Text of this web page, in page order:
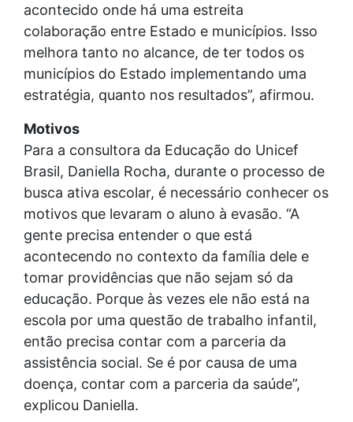
acontecido onde há uma estreita
colaboração entre Estado e municípios. Isso
melhora tanto no alcance, de ter todos os
municípios do Estado implementando uma
estratégia, quanto nos resultados”, afirmou.
Motivos
Para a consultora da Educação do Unicef
Brasil, Daniella Rocha, durante o processo de
busca ativa escolar, é necessário conhecer os
motivos que levaram o aluno à evasão. “A
gente precisa entender o que está
acontecendo no contexto da família dele e
tomar providências que não sejam só da
educação. Porque às vezes ele não está na
escola por uma questão de trabalho infantil,
então precisa contar com a parceria da
assistência social. Se é por causa de uma
doença, contar com a parceria da saúde”,
explicou Daniella.